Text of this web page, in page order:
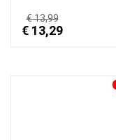
€ 13,99
€ 13,29